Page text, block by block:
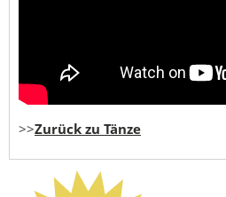
>>Zurück zu Tänze